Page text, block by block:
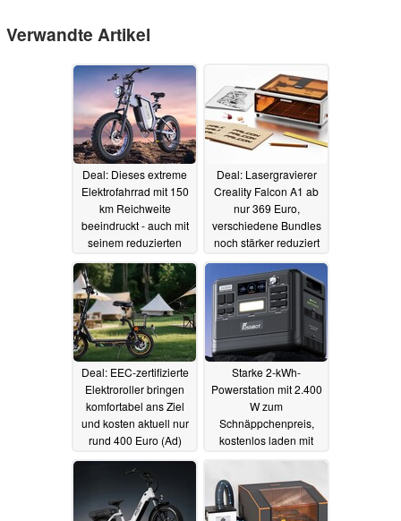
Verwandte Artikel
Deal: Dieses extreme
Elektrofahrrad mit 150
km Reichweite
beeindruckt - auch mit
seinem reduzierten
22.06.2026
Deal: Lasergravierer
Creality Falcon A1 ab
nur 369 Euro,
verschiedene Bundles
noch stärker reduziert
21.06.2026
Deal: EEC-zertifizierte
Elektroroller bringen
komfortabel ans Ziel
und kosten aktuell nur
rund 400 Euro (Ad)
20.06.2026
Starke 2-kWh-
Powerstation mit 2.400
W zum
Schnäppchenpreis,
kostenlos laden mit
19.06.2026